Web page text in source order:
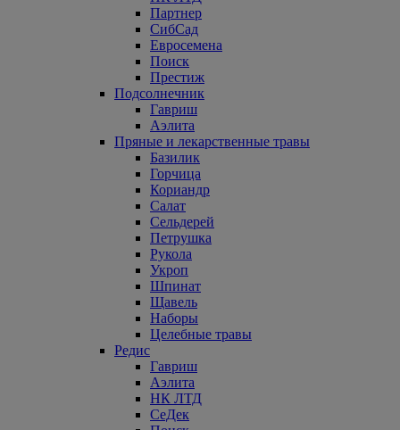
Партнер
СибСад
Евросемена
Поиск
Престиж
Подсолнечник
Гавриш
Аэлита
Пряные и лекарственные травы
Базилик
Горчица
Кориандр
Салат
Сельдерей
Петрушка
Рукола
Укроп
Шпинат
Щавель
Наборы
Целебные травы
Редис
Гавриш
Аэлита
НК ЛТД
СеДек